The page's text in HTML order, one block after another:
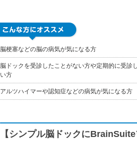
脳梗塞などの脳の病気が気になる方
脳ドックを受診したことがない方や定期的に受診
い方
アルツハイマーや認知症などの病気が気になる方
【シンプル脳ドックに